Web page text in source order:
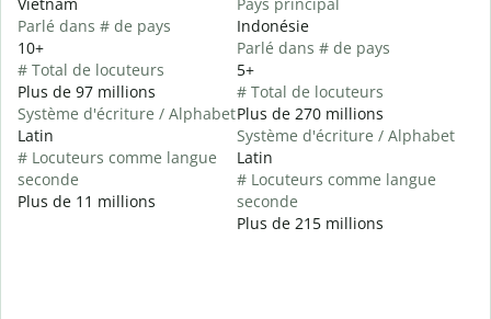
Parlé dans # de pays
10+
# Total de locuteurs
Plus de 97 millions
Système d'écriture / Alphabet
Latin
# Locuteurs comme langue
seconde
Plus de 11 millions
Indonésie
Parlé dans # de pays
5+
# Total de locuteurs
Plus de 270 millions
Système d'écriture / Alphabet
Latin
# Locuteurs comme langue
seconde
Plus de 215 millions